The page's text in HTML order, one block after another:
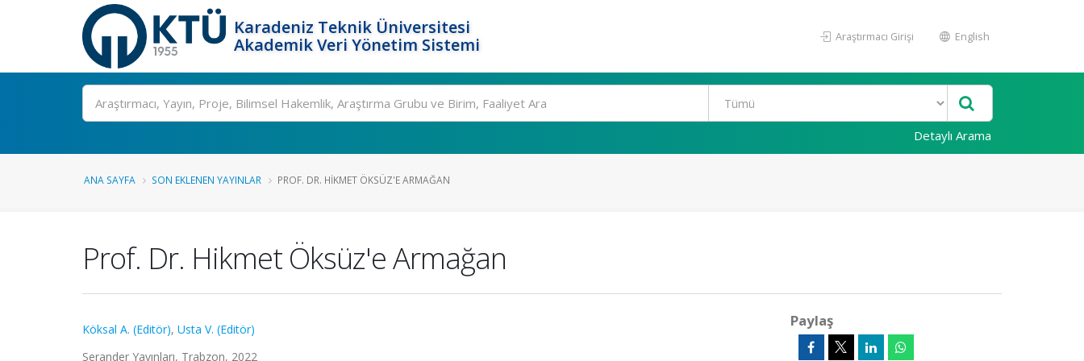
Karadeniz Teknik Üniversitesi
Akademik Veri Yönetim Sistemi
Araştırmacı Girişi English
Ara
Detaylı Arama
ANA SAYFA SON EKLENEN YAYINLAR PROF. DR. HIKMET ÖKSÜZ'E ARMAĞAN
Prof. Dr. Hikmet Öksüz'e Armağan
Köksal A. (Editör), Usta V. (Editör)
Serander Yayınları, Trabzon, 2022
Paylaş